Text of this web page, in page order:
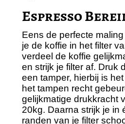
Espresso
Eens de perfecte
je de koffie in het filter
verdeel de koffie
en strijk je filter af. Druk
een tamper, hierbij is
het tampen recht
gelijkmatige drukkracht
20kg. Daarna strijk je in
randen van je filter